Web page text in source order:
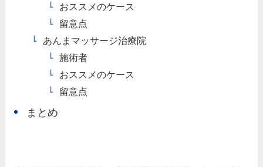
おススメのケース
留意点
あんまマッサージ治療院
施術者
おススメのケース
留意点
まとめ